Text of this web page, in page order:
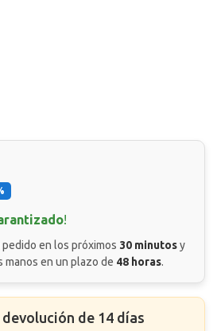
!
pedido en los próximos 30 minutosy
en un plazo de 48 horas.
de 14 días